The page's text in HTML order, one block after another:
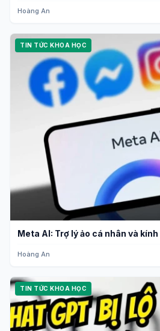
Hoàng An
TIN TỨC KHOA HỌC
Meta AI: Trợ lý ảo cá nhân và
Hoàng An
TIN TỨC KHOA HỌC